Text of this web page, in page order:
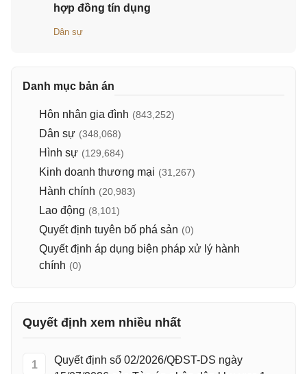
hợp đồng tín dụng
Dân sự
Danh mục bản án
Hôn nhân gia đình (843,252)
Dân sự (348,068)
Hình sự (129,684)
Kinh doanh thương mại (31,267)
Hành chính (20,983)
Lao động (8,101)
Quyết định tuyên bố phá sản (0)
Quyết định áp dụng biện pháp xử lý hành
chính (0)
Quyết định xem nhiều nhất
1
Quyết định số 02/2026/QĐST-DS ngày